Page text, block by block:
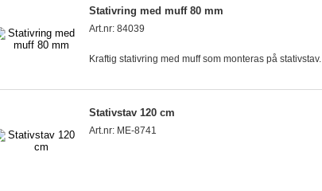
Stativring med muff 80 mm
Art.nr: 84039
Kraftig stativring med muff som monteras på stativstav.
Stativstav 120 cm
Art.nr: ME-8741